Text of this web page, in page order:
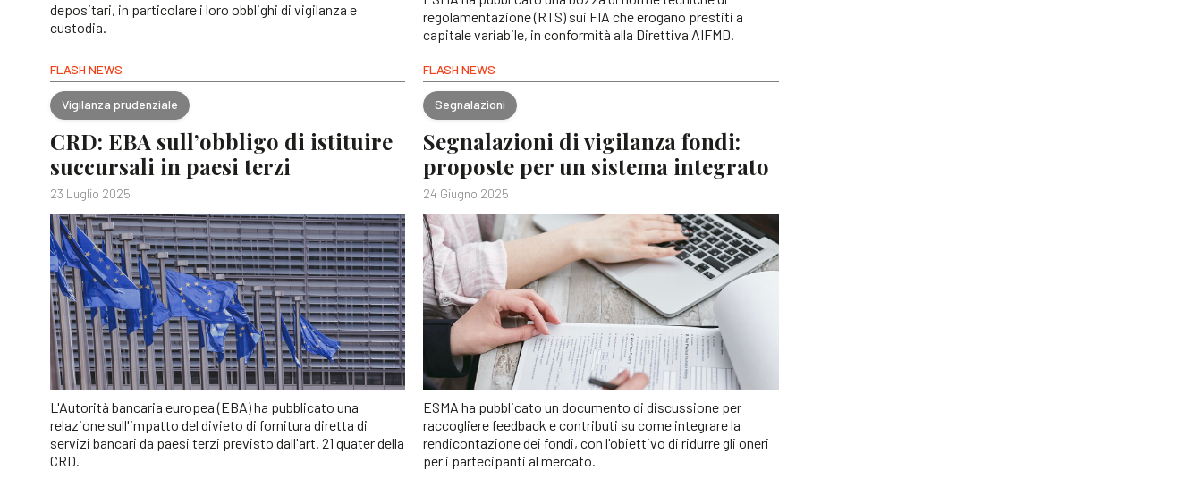
depositari, in particolare i loro obblighi di vigilanza e
custodia.
regolamentazione (RTS) sui FIA che erogano prestiti a
capitale variabile, in conformità alla Direttiva AIFMD.
FLASH NEWS
Vigilanza prudenziale
CRD: EBA sull’obbligo di istituire
succursali in paesi terzi
23 Luglio 2025
L'Autorità bancaria europea (EBA) ha pubblicato una
relazione sull'impatto del divieto di fornitura diretta di
servizi bancari da paesi terzi previsto dall'art. 21 quater della
CRD.
FLASH NEWS
Segnalazioni
Segnalazioni di vigilanza fondi:
proposte per un sistema integrato
24 Giugno 2025
ESMA ha pubblicato un documento di discussione per
raccogliere feedback e contributi su come integrare la
rendicontazione dei fondi, con l'obiettivo di ridurre gli oneri
per i partecipanti al mercato.